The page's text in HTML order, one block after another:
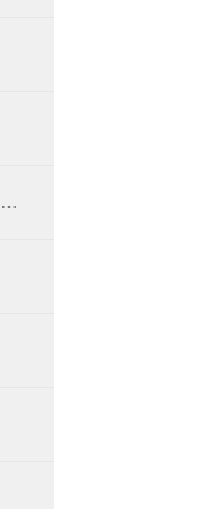
合成切削液单片、叠片防锈性测定仪